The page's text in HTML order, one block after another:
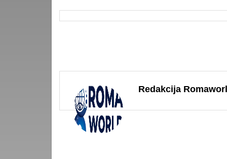
Redakcija